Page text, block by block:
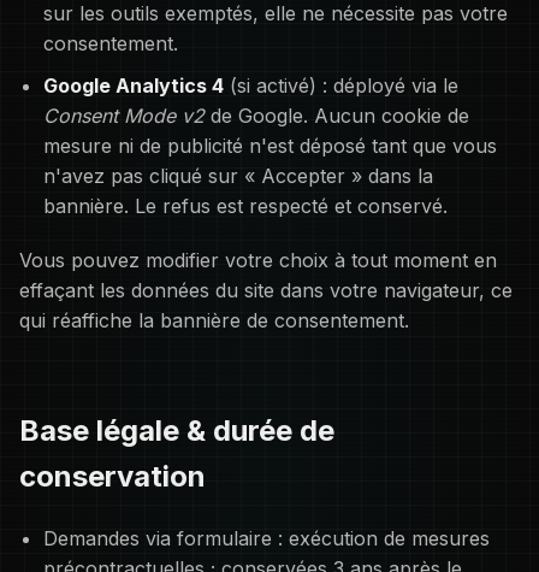
sur les outils exemptés, elle ne nécessite pas votre
consentement.
Google Analytics 4 (si activé) : déployé via le
Consent Mode v2de Google. Aucun cookie de
mesure ni de publicité n'est déposé tant que vous
n'avez pas cliqué sur « Accepter » dans la
bannière. Le refus est respecté et conservé.
Vous pouvez modifier votre choix à tout moment en
effaçant les données du site dans votre navigateur, ce
qui réaffiche la bannière de consentement.
Base légale & durée de
conservation
Demandes via formulaire : exécution de mesures